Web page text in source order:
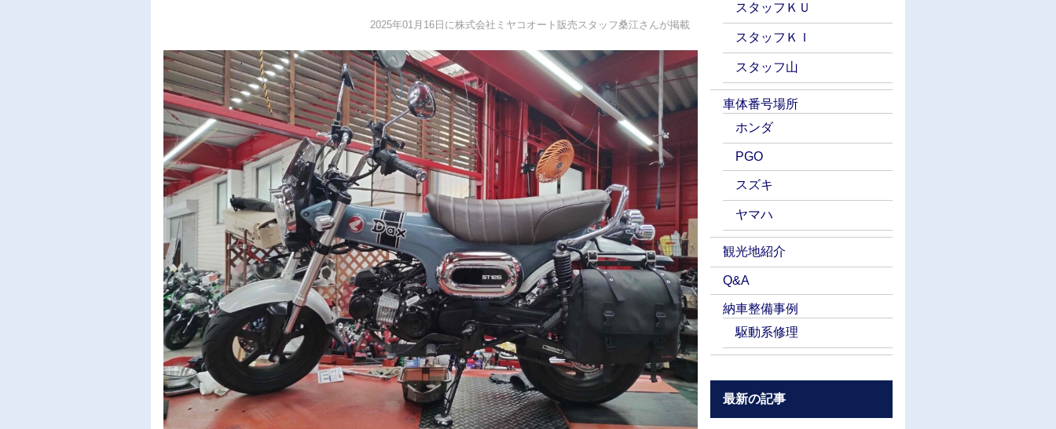
2025年01月16日に株式会社ミヤコオート販売スタッフ桑江さんが掲載
スタッフＫＵ
スタッフＫＩ
スタッフ山
車体番号場所
ホンダ
PGO
スズキ
ヤマハ
観光地紹介
Q&A
納車整備事例
駆動系修理
最新の記事